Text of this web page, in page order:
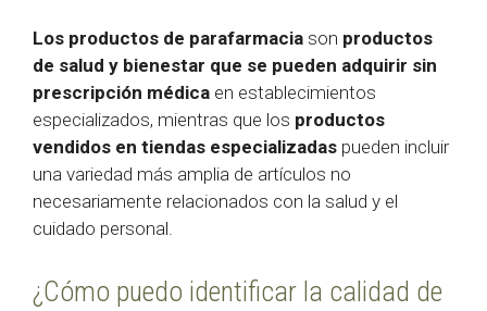
Los productos de parafarmacia son productos
de salud y bienestar que se pueden adquirir sin
prescripción médica en establecimientos
especializados, mientras que los productos
vendidos en tiendas especializadas pueden incluir
una variedad más amplia de artículos no
necesariamente relacionados con la salud y el
cuidado personal.
¿Cómo puedo identificar la calidad de